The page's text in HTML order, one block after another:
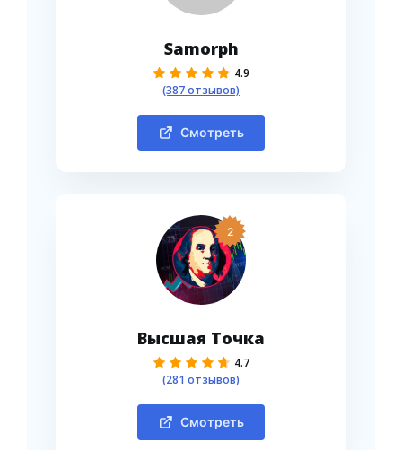
Samorph
4.9
(387 отзывов)
Смотреть
2
Высшая Точка
4.7
(281 отзывов)
Смотреть